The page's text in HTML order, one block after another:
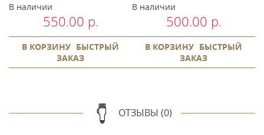
В наличии
550.00 р.
В КОРЗИНУ БЫСТРЫЙ
ЗАКАЗ
В наличии
500.00 р.
В КОРЗИНУ БЫСТРЫЙ
ЗАКАЗ
ОТЗЫВЫ (0)